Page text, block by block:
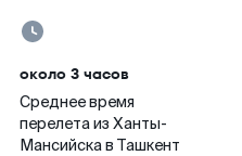
около 3 часов
Среднее время
перелета из Ханты-
Мансийска в Ташкент